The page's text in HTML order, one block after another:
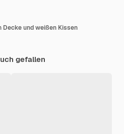
Decke und weißen Kissen
gefallen